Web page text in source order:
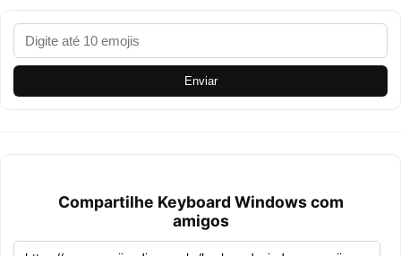
Enviar
Compartilhe Keyboard Windows com
amigos